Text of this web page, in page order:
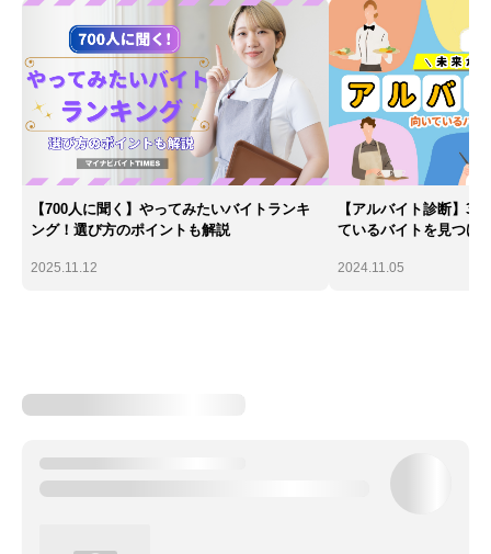
【700人に聞く】やってみたいバイトランキ
ング！選び方のポイントも解説
2025.11.12
【アルバイト診断】
ているバイトを見つけ
2024.11.05